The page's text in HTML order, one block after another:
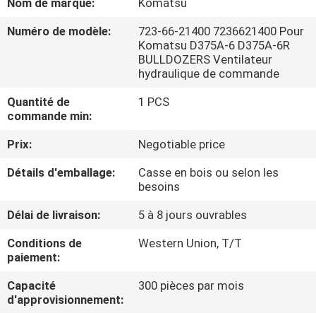
NOUS
D'USINE
CONTRÔLE
DE
QUALITÉ
CONTACT
Nom de marque:
Komatsu
Numéro de modèle:
723-66-21400 7236621400 Pour
Komatsu D375A-6 D375A-6R
BULLDOZERS Ventilateur
hydraulique de commande
Quantité de
commande min:
1 PCS
Prix:
Negotiable price
Détails d'emballage:
Casse en bois ou selon les
besoins
Délai de livraison:
5 à 8 jours ouvrables
Conditions de
paiement:
Western Union, T/T
Capacité
d'approvisionnement:
300 pièces par mois